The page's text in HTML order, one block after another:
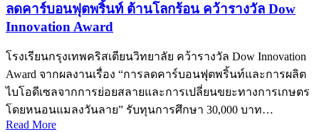
ลดคาร์บอนฟุตพริ้นท์ ต้านโลกร้อน คว้ารางวัล Dow
Innovation Award
โรงเรียนกรุงเทพคริสเตียนวิทยาลัย คว้ารางวัล Dow Innovation
Award จากผลงานเรื่อง “การลดคาร์บอนฟุตพริ้นท์และการผลิต
ไบโอดีเซลจากการย่อยสลายและการเปลี่ยนขยะทางการเกษตร
โดยหนอนแมลงวันลาย” รับทุนการศึกษา 30,000 บาท…
Read More